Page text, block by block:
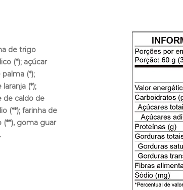
de trigo
(*); açúcar
(*);
(*);
de caldo de
(**); farinha de
(**), goma guar